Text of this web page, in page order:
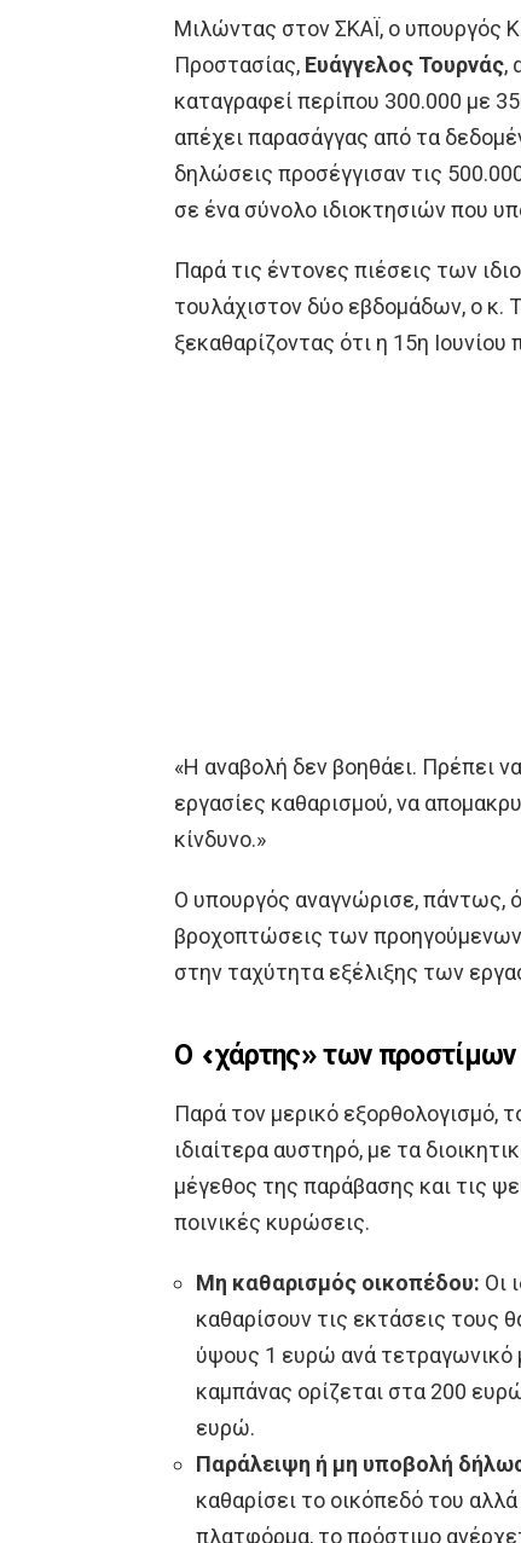
Μιλώντας στον ΣΚΑΪ, ο υπουργός
Προστασίας, Ευάγγελος Τουρνάς,
καταγραφεί περίπου 300.000 με
απέχει παρασάγγας από τα
δηλώσεις προσέγγισαν τις
σε ένα σύνολο ιδιοκτησιών που
Παρά τις έντονες πιέσεις των
τουλάχιστον δύο εβδομάδων, ο κ.
ξεκαθαρίζοντας ότι η 15η
«Η αναβολή δεν βοηθάει. Πρέπει
εργασίες καθαρισμού, να
κίνδυνο.»
Ο υπουργός αναγνώρισε, πάντως,
βροχοπτώσεις των
στην ταχύτητα εξέλιξης των
Ο «χάρτης» των προστίμων
Παρά τον μερικό εξορθολογισμό,
ιδιαίτερα αυστηρό, με τα
μέγεθος της παράβασης και τις
ποινικές κυρώσεις.
Μη καθαρισμός οικοπέδου: Οι
καθαρίσουν τις εκτάσεις τους
ύψους 1 ευρώ ανά τετραγωνικό
καμπάνας ορίζεται στα 200
ευρώ.
Παράλειψη ή μη υποβολή
καθαρίσει το οικόπεδό του
πλατφόρμα, το πρόστιμο